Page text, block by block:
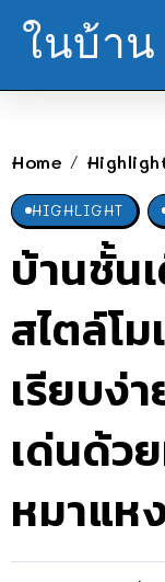
ในบ้าน
Home /
HIGHLIGHT
บ้านชั้น
สไตล์โ
เรียบง่
เด่นด้ว
หมาแห